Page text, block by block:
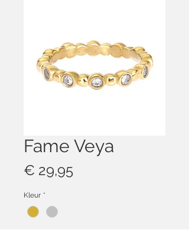
Fame Veya
€ 29,95Prijs
Kleur *